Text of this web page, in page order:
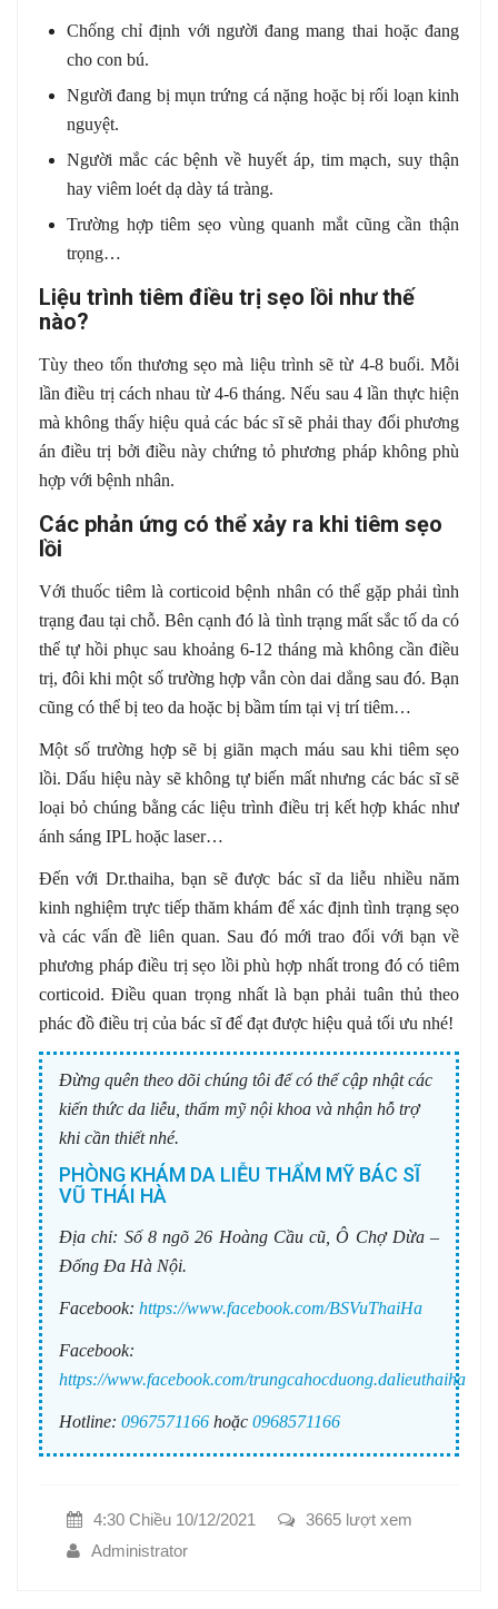
Chống chỉ định với người đang mang thai hoặc đang
cho con bú.
Người đang bị mụn trứng cá nặng hoặc bị rối loạn kinh
nguyệt.
Người mắc các bệnh về huyết áp, tim mạch, suy thận
hay viêm loét dạ dày tá tràng.
Trường hợp tiêm sẹo vùng quanh mắt cũng cần thận
trọng…
Liệu trình tiêm điều trị sẹo lồi như thế
nào?
Tùy theo tổn thương sẹo mà liệu trình sẽ từ 4-8 buổi. Mỗi
lần điều trị cách nhau từ 4-6 tháng. Nếu sau 4 lần thực hiện
mà không thấy hiệu quả các bác sĩ sẽ phải thay đổi phương
án điều trị bởi điều này chứng tỏ phương pháp không phù
hợp với bệnh nhân.
Các phản ứng có thể xảy ra khi tiêm sẹo
lồi
Với thuốc tiêm là corticoid bệnh nhân có thể gặp phải tình
trạng đau tại chỗ. Bên cạnh đó là tình trạng mất sắc tố da có
thể tự hồi phục sau khoảng 6-12 tháng mà không cần điều
trị, đôi khi một số trường hợp vẫn còn dai dẳng sau đó. Bạn
cũng có thể bị teo da hoặc bị bầm tím tại vị trí tiêm…
Một số trường hợp sẽ bị giãn mạch máu sau khi tiêm sẹo
lồi. Dấu hiệu này sẽ không tự biến mất nhưng các bác sĩ sẽ
loại bỏ chúng bằng các liệu trình điều trị kết hợp khác như
ánh sáng IPL hoặc laser…
Đến với Dr.thaiha, bạn sẽ được bác sĩ da liễu nhiều năm
kinh nghiệm trực tiếp thăm khám để xác định tình trạng sẹo
và các vấn đề liên quan. Sau đó mới trao đổi với bạn về
phương pháp điều trị sẹo lồi phù hợp nhất trong đó có tiêm
corticoid. Điều quan trọng nhất là bạn phải tuân thủ theo
phác đồ điều trị của bác sĩ để đạt được hiệu quả tối ưu nhé!
Đừng quên theo dõi chúng tôi để có thể cập nhật các
kiến thức da liễu, thẩm mỹ nội khoa và nhận hỗ trợ
khi cần thiết nhé.
PHÒNG KHÁM DA LIỄU THẨM MỸ BÁC SĨ
VŨ THÁI HÀ
Địa chỉ: Số 8 ngõ 26 Hoàng Cầu cũ, Ô Chợ Dừa –
Đống Đa Hà Nội.
Facebook: https://www.facebook.com/BSVuThaiHa
Facebook:
https://www.facebook.com/trungcahocduong.dalieuthaiha
Hotline: 0967571166 hoặc 0968571166
4:30 Chiều 10/12/2021
3665 lượt xem
Administrator